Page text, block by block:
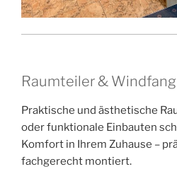
Raumteiler &
Praktische und ästhetische
oder funktionale Einbauten
Komfort in Ihrem Zuhause –
fachgerecht montiert.